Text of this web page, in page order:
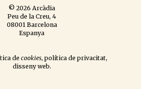
© 2026 Arcàdia
Peu de la Creu, 4
08001 Barcelona
Espanya
de cookies,política de privacitat,
disseny web.